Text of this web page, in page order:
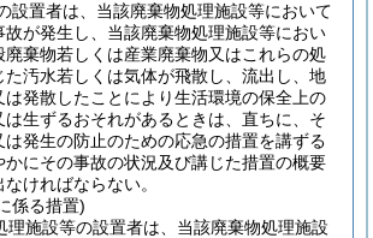
設置者は、当該廃棄物処理施設等において
故が発生し、当該廃棄物処理施設等におい
廃棄物若しくは産業廃棄物又はこれらの処
た汚水若しくは気体が飛散し、流出し、地
は発散したことにより生活環境の保全上の
は生ずるおそれがあるときは、直ちに、そ
は発生の防止のための応急の措置を講ずる
かにその事故の状況及び講じた措置の概要
ければならない。
係る措置)
理施設等の設置者は、当該廃棄物処理施設